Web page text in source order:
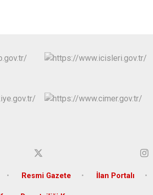
Resmi Gazete İlan Portalı